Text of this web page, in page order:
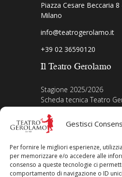
Gestisci
Per fornire le migliori esperienze,
per memorizzare e/o accedere alle
consenso a queste tecnologie ci
comportamento di navigazione o ID
Piazza Cesare Beccaria
Milano
info@teatrogerolamo.it
+39 02 36590120
Il Teatro Gerolamo
Stagione 2025/2026
Scheda tecnica Teatro
Biografia Direttore
Acquista i biglietti
La nostra storia
Area legale